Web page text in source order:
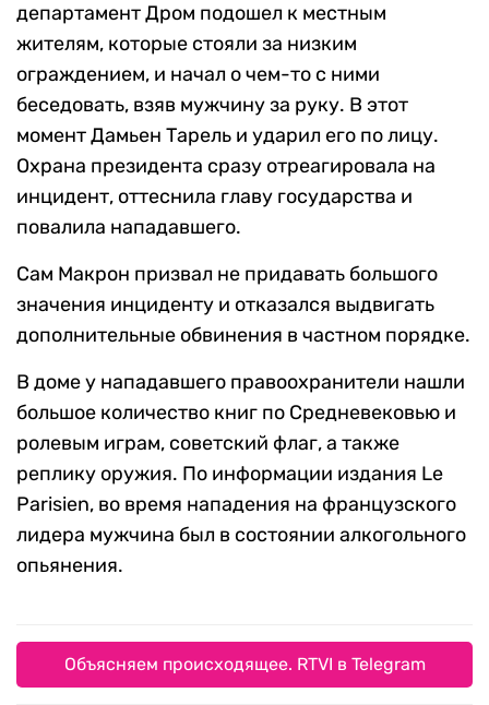
департамент Дром подошел к местным
жителям, которые стояли за низким
ограждением, и начал о чем-то с ними
беседовать, взяв мужчину за руку. В этот
момент Дамьен Тарель и ударил его по лицу.
Охрана президента сразу отреагировала на
инцидент, оттеснила главу государства и
повалила нападавшего.
Сам Макрон призвал не придавать большого
значения инциденту и отказался выдвигать
дополнительные обвинения в частном порядке.
В доме у нападавшего правоохранители нашли
большое количество книг по Средневековью и
ролевым играм, советский флаг, а также
реплику оружия. По информации издания Le
Parisien, во время нападения на французского
лидера мужчина был в состоянии алкогольного
опьянения.
Объясняем происходящее. RTVI в Telegram